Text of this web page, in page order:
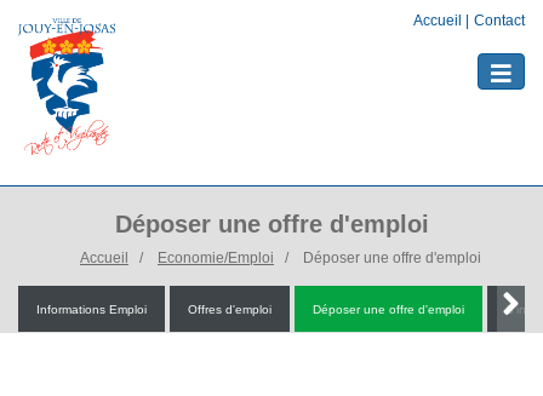
Accueil Contact
Toggle
Déposer une offre d'emploi
Accueil Economie/Emploi Déposer une offre d'emploi
Informations Emploi Offres d'emploi Déposer une offre d'emploi